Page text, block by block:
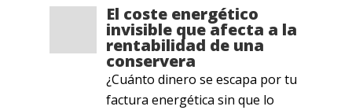
El coste energético
invisible que afecta a la
rentabilidad de una
conservera
¿Cuánto dinero se escapa por tu
factura energética sin que lo